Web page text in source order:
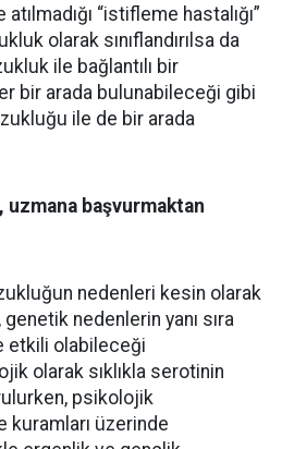
“istifleme hastalığı”
olarak sınıflandırılsa da
ile bağlantılı bir
bir arada bulunabileceği gibi
ile de bir arada
başvurmaktan
nedenleri kesin olarak
nedenlerin yanı sıra
etkili olabileceği
olarak sıklıkla serotinin
psikolojik
kuramları üzerinde